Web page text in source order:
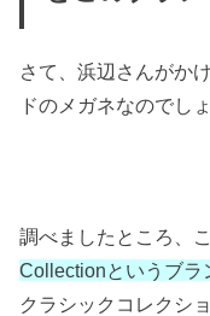
さて、浜辺さんがか
ドのメガネなのでし
調べましたところ、
Collectionというブラ
クラシックコレクショ